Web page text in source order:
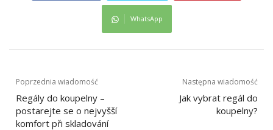
WhatsApp
Nawigacja
wpisu
Poprzednia wiadomość
Regály do koupelny –
postarejte se o nejvyšší
komfort při skladování
Następna wiadomość
Jak vybrat regál do
koupelny?